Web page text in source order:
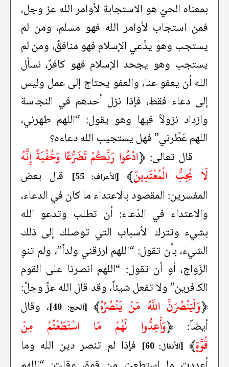
بمعناه الحيّ هو الاستجابة لأوامر الله عز وجل،
فمن استجاب لأوامر الله فهو مسلم، ومن لم
يستجب وهو يدَّعي الإسلام فهو منافقٌ، ومن لم
يستجب وهو يجحد الإسلام فهو كافرٌ، نسأل
الله أن يعفو عنا، والعفو يحتاج إلى عمل وليس
إلى دعاء فقط، فإذا نزل أحدهم في النجاسة
وازداد نزولاً فيها وهو يقول: “اللهم طهرني،
اللهم عَطِّرني” فهل يستجيب الله دعاءه؟
قال تعالى: ﴿ادْعُوا رَبَّكُمْ تَضَرُّعًا وَخُفْيَةً إِنَّهُ
لَا يُحِبُّ الْمُعْتَدِينَ﴾ [الأعراف: 55]
قال بعض
المفسرين: المقصود بالاعتداء ما كان في الدعاء،
والاعتداء في الدّعاء: أن تطلب وتدعو الله
بشيء وتترك الأسباب التي توصلك إلى ذلك
الشيء، بأن تقول: “اللهم ارزقني ولداً”، ولم تنوِ
الزّواج، أو أن تقول: “اللهم انصرنا على القوم
الكافرين” ولا تفعل شيئاً، وقد قال الله عزَّ وجلَّ:
﴿وَلَيَنْصُرَنَّ اللَّهُ مَنْ يَنْصُرُهُ﴾ [الحج: 40]
، وقال
أيضاً: ﴿وَأَعِدُّوا لَهُمْ مَا اسْتَطَعْتُمْ مِنْ
قُوَّةٍ﴾ [الأنفال: 60]
فإذا لم تنصر دين الله وما